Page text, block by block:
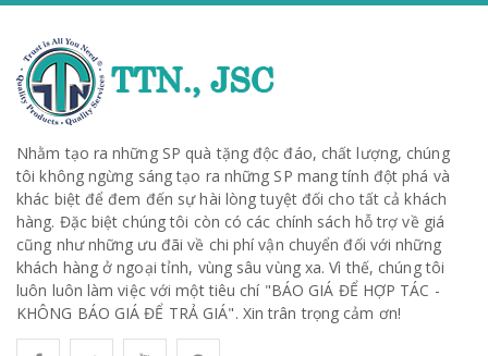
Nhằm tạo ra những SP quà tặng độc đáo, chất lượng, chúng
tôi không ngừng sáng tạo ra những SP mang tính đột phá và
khác biệt để đem đến sự hài lòng tuyệt đối cho tất cả khách
hàng. Đặc biệt chúng tôi còn có các chính sách hỗ trợ về giá
cũng như những ưu đãi về chi phí vận chuyển đối với những
khách hàng ở ngoại tỉnh, vùng sâu vùng xa. Vì thế, chúng tôi
luôn luôn làm việc với một tiêu chí "BÁO GIÁ ĐỂ HỢP TÁC -
KHÔNG BÁO GIÁ ĐỂ TRẢ GIÁ". Xin trân trọng cảm ơn!